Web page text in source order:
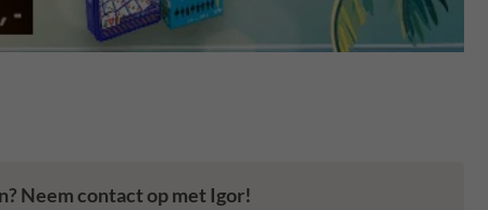
Neem contact op met Igor!